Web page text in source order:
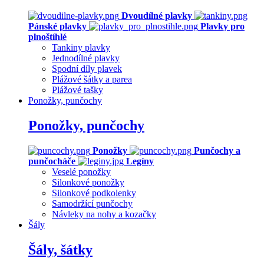
Dvoudílné plavky
Pánské plavky
Plavky pro
plnoštíhlé
Tankiny plavky
Jednodílné plavky
Spodní díly plavek
Plážové šátky a parea
Plážové tašky
Ponožky, punčochy
Ponožky, punčochy
Ponožky
Punčochy a
punčocháče
Legíny
Veselé ponožky
Silonkové ponožky
Silonkové podkolenky
Samodržící punčochy
Návleky na nohy a kozačky
Šály
Šály, šátky